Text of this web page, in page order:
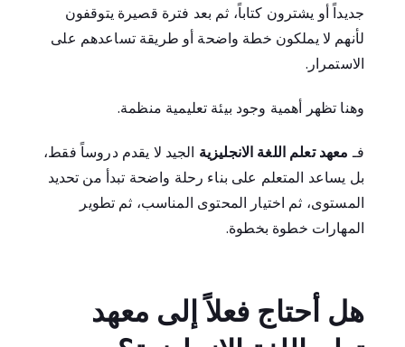
جديداً أو يشترون كتاباً، ثم بعد فترة قصيرة يتوقفون
لأنهم لا يملكون خطة واضحة أو طريقة تساعدهم على
الاستمرار.
وهنا تظهر أهمية وجود بيئة تعليمية منظمة.
فـ معهد تعلم اللغة الانجليزية الجيد لا يقدم دروساً فقط،
بل يساعد المتعلم على بناء رحلة واضحة تبدأ من تحديد
المستوى، ثم اختيار المحتوى المناسب، ثم تطوير
المهارات خطوة بخطوة.
هل أحتاج فعلاً إلى معهد